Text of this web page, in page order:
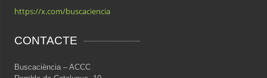
https://x.com/buscaciencia
CONTACTE
Buscaciència – ACCC